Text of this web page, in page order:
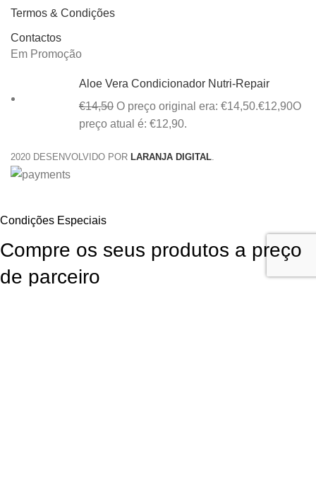
Termos & Condições
Contactos
Em Promoção
Aloe Vera Condicionador Nutri-Repair
€14,50 O preço original era: €14,50.€12,90O
preço atual é: €12,90.
2020 DESENVOLVIDO POR LARANJA DIGITAL
Condições Especiais
Compre os seus produtos a preço
de parceiro